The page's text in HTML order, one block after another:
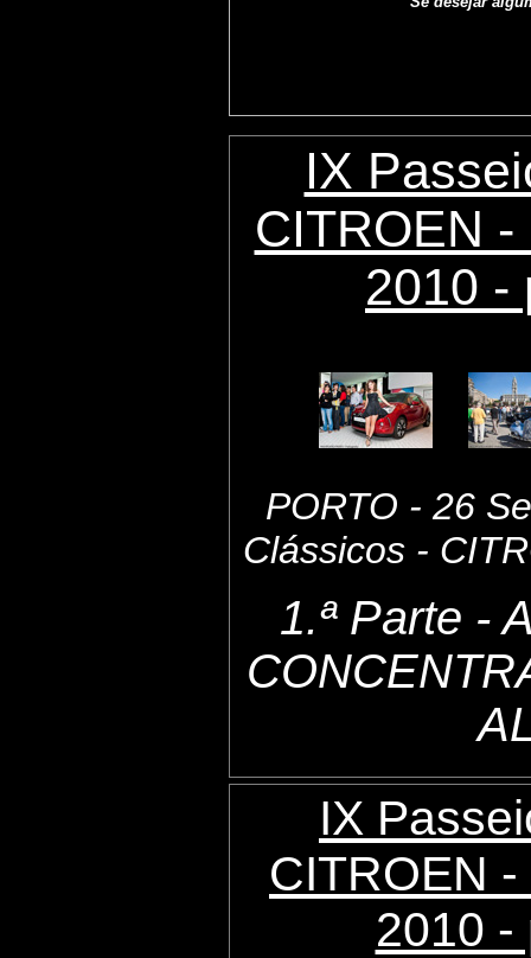
IX
CITROEN -
2010 -
PORTO - 26
Clássicos -
1.ª Parte -
IX
CITROEN
2010 -